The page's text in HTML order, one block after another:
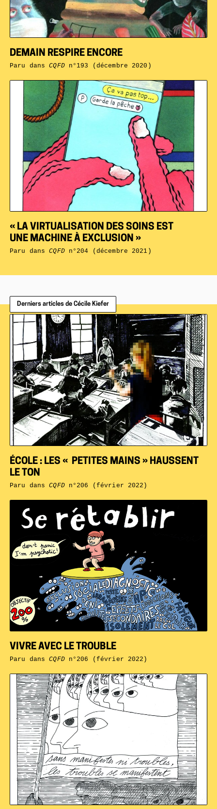
« LA VIRTUALISATION DES SOINS EST
UNE MACHINE À EXCLUSION »
Paru dansCQFDn°204 (décembre 2021)
DEMAIN RESPIRE ENCORE
Paru dansCQFDn°193 (décembre 2020)
Derniers articles de Cécile Kiefer
VIVRE AVEC LE TROUBLE
Paru dansCQFDn°206 (février 2022)
ÉCOLE : LES « PETITES MAINS » HAUSSENT
LE TON
Paru dansCQFDn°206 (février 2022)